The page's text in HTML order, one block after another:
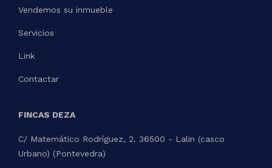
Vendemos su inmueble
Servicios
Link
Contactar
FINCAS DEZA
C/ Matemático Rodríguez, 2. 36500 - Lalin (casco
Urbano) (Pontevedra)